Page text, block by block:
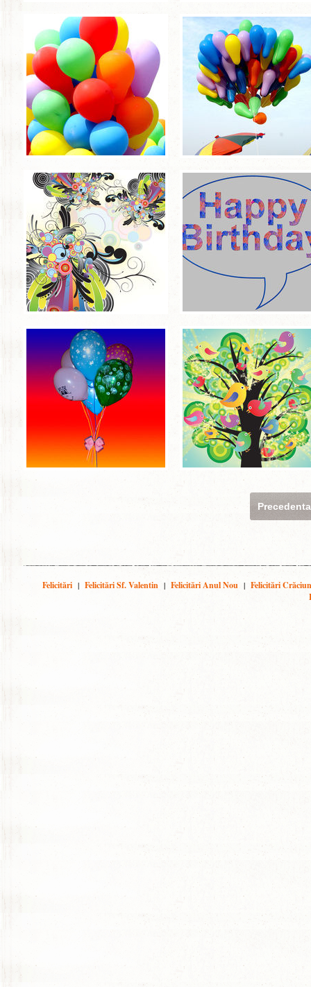
Precedenta
Felicitări | Felicitări Sf. Valentin | Felicitări Anul Nou | Felicitări